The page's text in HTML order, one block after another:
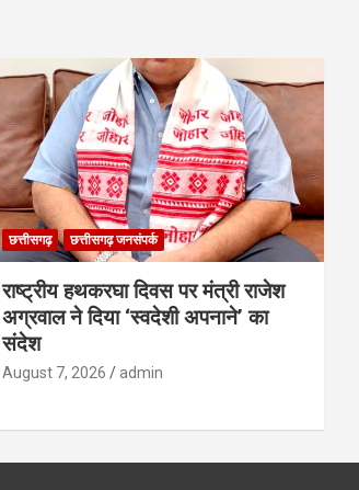
छत्तीसगढ़ छत्तीसगढ़ जनसंपर्क
राष्ट्रीय हथकरघा दिवस पर मंत्री राजेश
अग्रवाल ने दिया ‘स्वदेशी अपनाने’ का
संदेश
August 7, 2026 admin